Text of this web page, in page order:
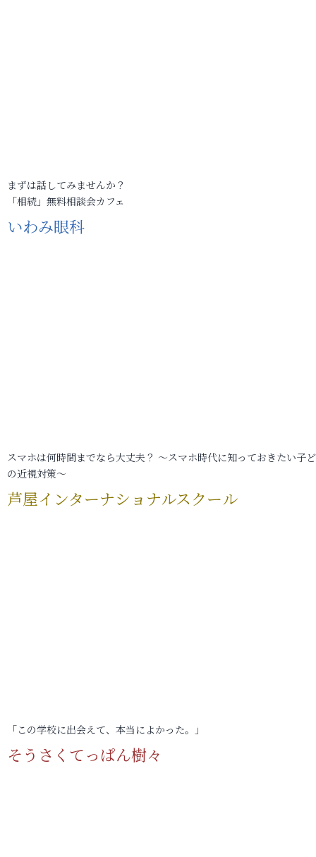
まずは話してみませんか？
「相続」無料相談会カフェ
いわみ眼科
スマホは何時間までなら大丈夫？ ～スマホ時代に知っておきたい子
の近視対策～
芦屋インターナショナルスクール
「この学校に出会えて、本当によかった。」
そうさくてっぱん樹々